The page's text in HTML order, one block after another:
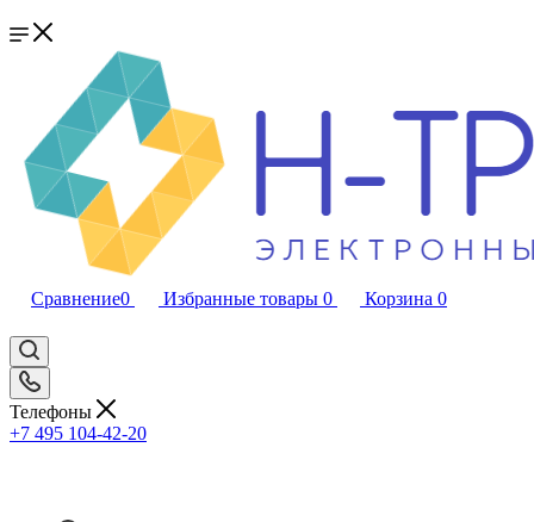
Сравнение0 Избранные товары 0 Корзина 0
Телефоны
+7 495 104-42-20